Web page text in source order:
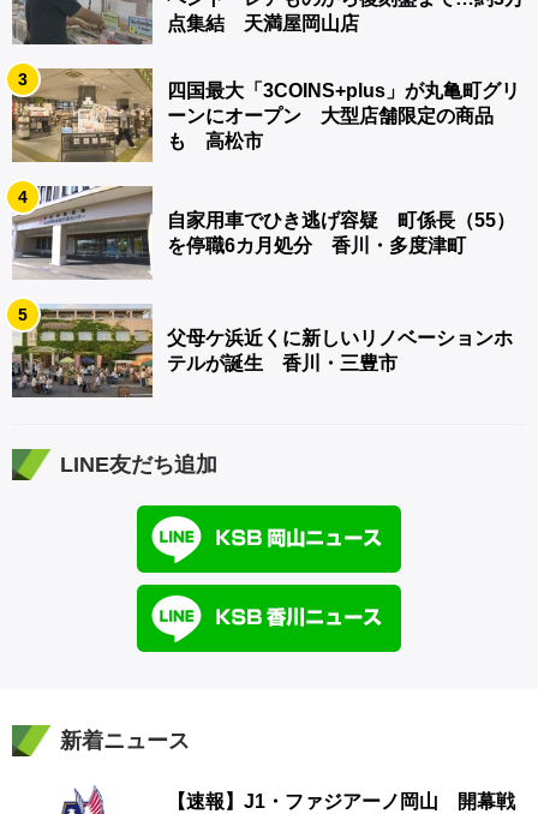
点集結 天満屋岡山店
3
四国最大「3COINS+plus」が丸亀町グリ
ーンにオープン 大型店舗限定の商品
も 高松市
4
自家用車でひき逃げ容疑 町係長（55）
を停職6カ月処分 香川・多度津町
5
父母ケ浜近くに新しいリノベーションホ
テルが誕生 香川・三豊市
LINE友だち追加
新着ニュース
【速報】J1・ファジアーノ岡山 開幕戦